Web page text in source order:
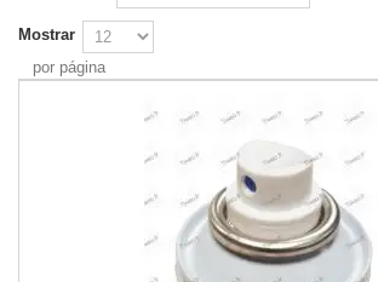
Mostrar
por página